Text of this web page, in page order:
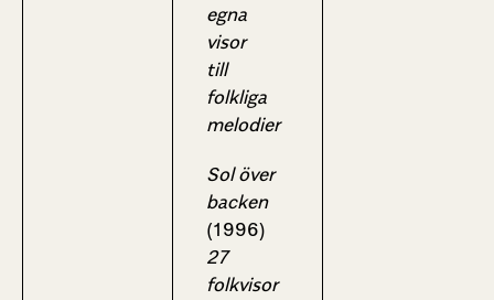
egna
visor
till
folkliga
melodier
Sol över
backen
(1996)
27
folkvisor